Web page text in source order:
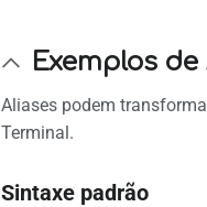
Exemplos
Aliases podem
Terminal.
Sintaxe padrão